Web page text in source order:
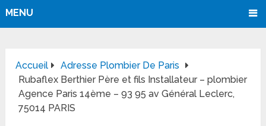
MENU
Accueil
Adresse Plombier De Paris
Rubaflex Berthier Père et fils Installateur – plombier
Agence Paris 14ème – 93 95 av Général Leclerc,
75014 PARIS